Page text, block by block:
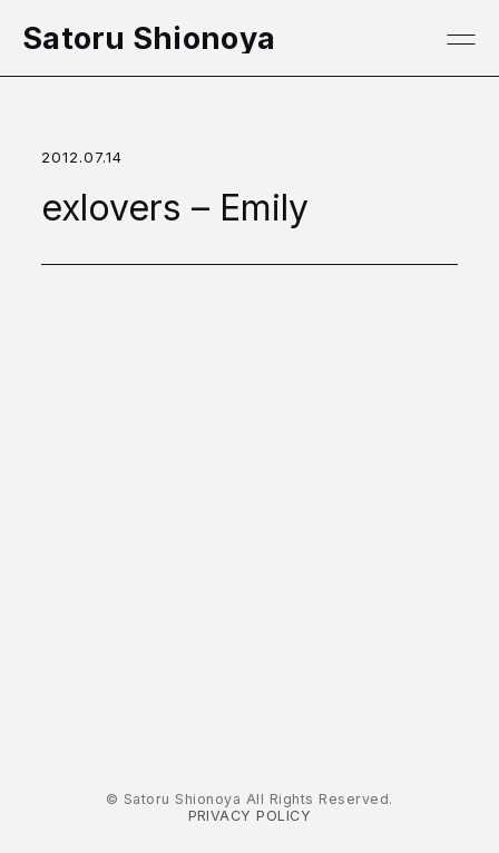
Satoru Shionoya
2012.07.14
exlovers – Emily
© Satoru Shionoya All Rights Reserved.
PRIVACY POLICY